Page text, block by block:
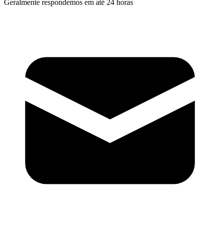
Geralmente respondemos em até 24 horas